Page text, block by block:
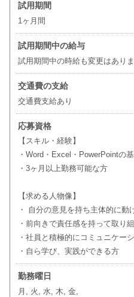
試用期間
1ヶ月間
試用期間中の給与
試用期間中の時給も変更はありま
交通費の支給
交通費支給あり
応募資格
【スキル・経験】
・Word・Excel・PowerPointの
・3ヶ月以上勤務可能な方
【求める人物像】
・ 自分の意見を持ち主体的に動
・前向きで責任感を持って取り
・社員と積極的にコミュニケー
・自ら学び、実践ができる方
勤務曜日
月, 火, 水, 木, 金,